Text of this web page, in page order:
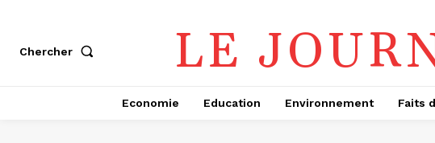
Chercher LE
Economie Education Environnement Faits